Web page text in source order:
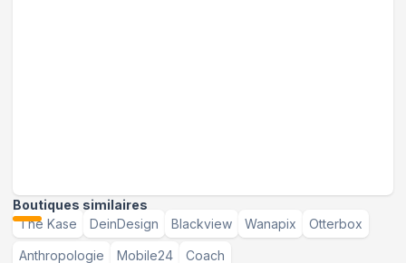
Boutiques similaires
The Kase
DeinDesign Blackview Wanapix Otterbox
Anthropologie Mobile24 Coach